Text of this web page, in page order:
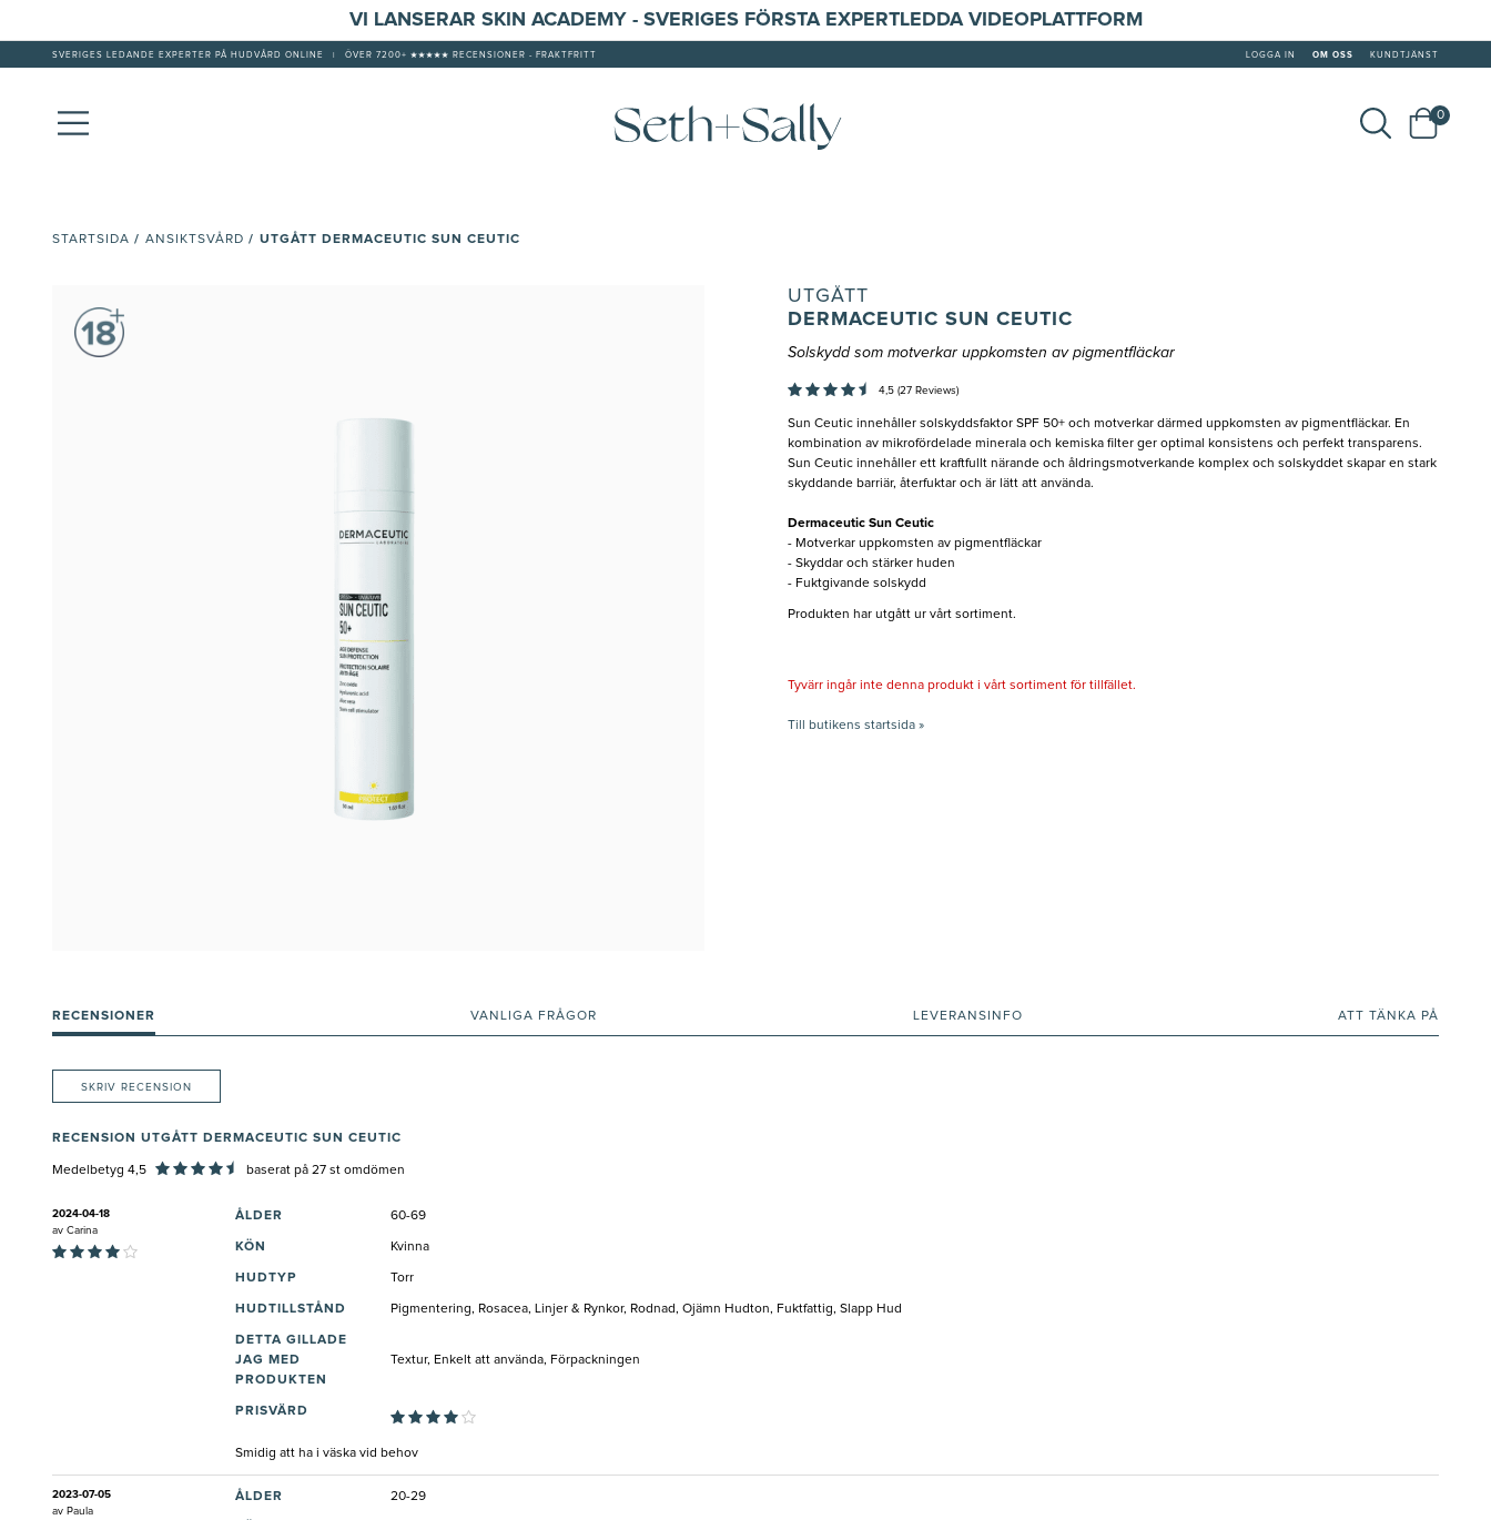
VI LANSERAR SKIN ACADEMY - SVERIGES FÖRSTA EXPERTLEDDA VIDEOPLATTFORM
SVERIGES LEDANDE EXPERTER PÅ HUDVÅRD ONLINE ÖVER 7200+ ★★★★★ RECENSIONER - FRAKTFRITT LOGGA IN OM OSS KUNDTJÄNST
0
STARTSIDA / ANSIKTSVÅRD / UTGÅTT DERMACEUTIC SUN CEUTIC
UTGÅTT
DERMACEUTIC SUN CEUTIC
Solskydd som motverkar uppkomsten av pigmentfläckar
4,5 (27 Reviews)
Sun Ceutic innehåller solskyddsfaktor SPF 50+ och motverkar därmed uppkomsten av pigmentfläckar. En
kombination av mikrofördelade minerala och kemiska filter ger optimal konsistens och perfekt transparens.
Sun Ceutic innehåller ett kraftfullt närande och åldringsmotverkande komplex och solskyddet skapar en stark
skyddande barriär, återfuktar och är lätt att använda.
Dermaceutic Sun Ceutic
- Motverkar uppkomsten av pigmentfläckar
- Skyddar och stärker huden
- Fuktgivande solskydd
Produkten har utgått ur vårt sortiment.
Tyvärr ingår inte denna produkt i vårt sortiment för tillfället.
Till butikens startsida »
RECENSIONER VANLIGA FRÅGOR LEVERANSINFO ATT TÄNKA PÅ
SKRIV RECENSION
RECENSION UTGÅTT DERMACEUTIC SUN CEUTIC
Medelbetyg 4,5 baserat på 27 st omdömen
2024-04-18
av Carina
ÅLDER 60-69
KÖN Kvinna
HUDTYP Torr
HUDTILLSTÅND Pigmentering, Rosacea, Linjer & Rynkor, Rodnad, Ojämn Hudton, Fuktfattig, Slapp Hud
DETTA GILLADE
JAG MED
PRODUKTEN
Textur, Enkelt att använda, Förpackningen
PRISVÄRD
Smidig att ha i väska vid behov
2023-07-05
av Paula
ÅLDER 20-29